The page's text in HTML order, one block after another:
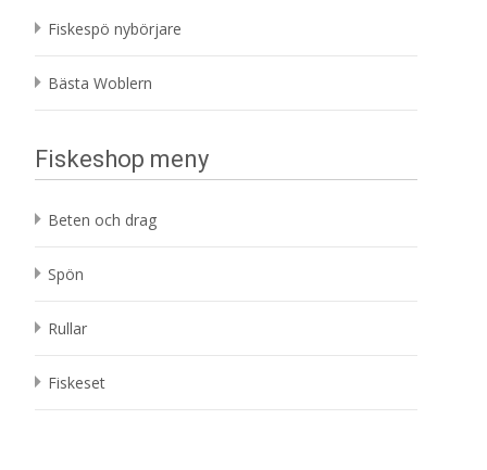
Fiskespö nybörjare
Bästa Woblern
Fiskeshop meny
Beten och drag
Spön
Rullar
Fiskeset